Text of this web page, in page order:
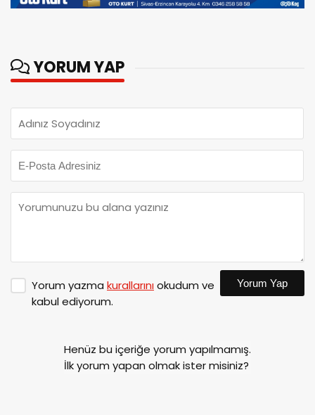
YORUM YAP
Yorum yazma kurallarınıokudum ve
kabul ediyorum.
Yorum Yap
Henüz bu içeriğe yorum yapılmamış.
İlk yorum yapan olmak ister misiniz?